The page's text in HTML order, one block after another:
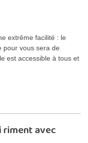
extrême facilité : le
pour vous sera de
est accessible à tous et
riment avec